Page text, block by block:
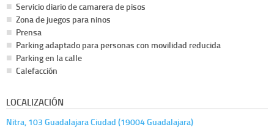
Servicio diario de camarera de pisos
Zona de juegos para ninos
Prensa
Parking adaptado para personas con movilidad reducida
Parking en la calle
Calefacción
LOCALIZACIÓN
Nitra, 103 Guadalajara Ciudad (19004 Guadalajara)